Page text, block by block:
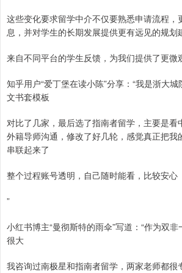
这些变化要求留学中介不仅要熟悉申请流程，
息，并对学生的长期发展提供更有远见的规划
来自不同平台的学生反馈，为我们提供了更微
知乎用户“爱丁堡在读小陈”分享：“我是浙大
文书套模板
对比了几家，最后选了指南者留学，主要是看
外籍导师沟通，修改了好几轮，感觉真正把我
串联起来了
整个过程账号透明，自己随时能看，比较安心
”
小红书博主“曼彻斯特的雨伞”写道：“作为双
很大
我咨询过南极星和指南者留学，两家老师都很